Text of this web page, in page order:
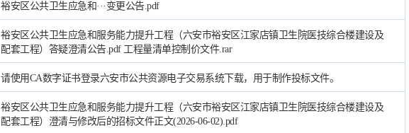
裕安区公共卫生应急和···变更公告.pdf
裕安区公共卫生应急和服务能力提升工程（六安市裕安区江家店镇卫生院医技综合楼建设及
配套工程）答疑澄清公告.pdf 工程量清单控制价文件.rar
请使用CA数字证书登录六安市公共资源电子交易系统下载，用于制作投标文件。
裕安区公共卫生应急和服务能力提升工程（六安市裕安区江家店镇卫生院医技综合楼建设及
配套工程）澄清与修改后的招标文件正文(2026-06-02).pdf